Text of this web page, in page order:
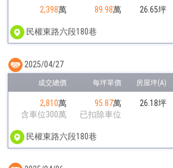
2,398萬 89.98萬 26.65坪
民權東路六段180巷
2,810萬
含車位300萬
95.87萬
已扣除車位
26.18坪
民權東路六段180巷
2025/04/27